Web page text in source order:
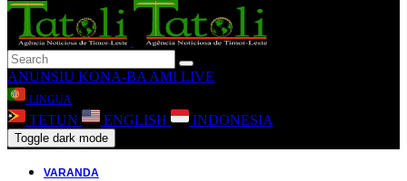
ANUNSIU KONA-BA AMI LIVE
LINGUA
TETUN ENGLISH INDONESIA
Toggle dark mode
VARANDA